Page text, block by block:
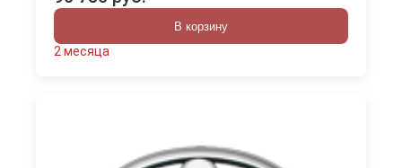
В корзину
2 месяца